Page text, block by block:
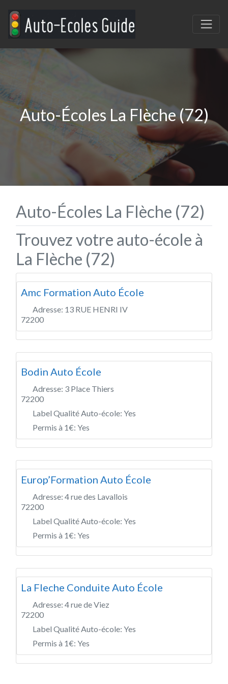
Auto-Écoles La Flèche (72)
Auto-Écoles La Flèche (72)
Trouvez votre auto-école à
La Flèche (72)
Amc Formation Auto École
Adresse: 13 RUE HENRI IV
72200
Bodin Auto École
Adresse: 3 Place Thiers
72200
Label Qualité Auto-école: Yes
Permis à 1€: Yes
Europ’Formation Auto École
Adresse: 4 rue des Lavallois
72200
Label Qualité Auto-école: Yes
Permis à 1€: Yes
La Fleche Conduite Auto École
Adresse: 4 rue de Viez
72200
Label Qualité Auto-école: Yes
Permis à 1€: Yes